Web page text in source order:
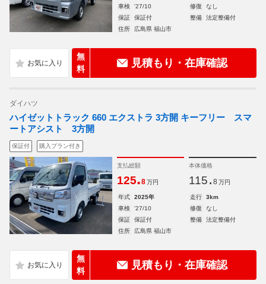
車検
'27/10 修復
なし
保証
保証付 整備
法定整備付
住所
広島県 福山市
無
料
見積もり・在庫確認
ダイハツ
ハイゼットトラック 660 エクストラ 3方開 キーフリー スマ
ートアシスト 3方開
保証付 購入プラン付き
支払総額
125.8 万円
本体価格
115. 8 万円
年式 2025年 走行
3km
車検
'27/10 修復
なし
保証
保証付 整備
法定整備付
住所
広島県 福山市
無
料
見積もり・在庫確認